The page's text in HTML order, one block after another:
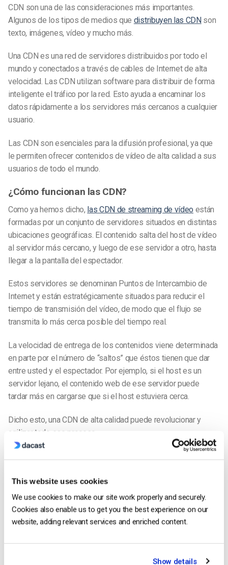
This website uses cookies
We use cookies to make our site work properly and securely.
Cookies also enable us to get you the best experience on our
website, adding relevant services and enriched content.
Show details
CDN son una de las consideraciones más importantes.
Algunos de los tipos de medios que distribuyen las CDNson
texto, imágenes, vídeo y mucho más.
Una CDN es una red de servidores distribuidos por todo el
mundo y conectados a través de cables de Internet de alta
velocidad. Las CDN utilizan software para distribuir de forma
inteligente el tráfico por la red. Esto ayuda a encaminar los
datos rápidamente a los servidores más cercanos a cualquier
usuario.
Las CDN son esenciales para la difusión profesional, ya que
le permiten ofrecer contenidos de vídeo de alta calidad a sus
usuarios de todo el mundo.
¿Cómo funcionan las CDN?
Como ya hemos dicho, las CDN de streaming de vídeo están
formadas por un conjunto de servidores situados en distintas
ubicaciones geográficas. El contenido salta del host de vídeo
al servidor más cercano, y luego de ese servidor a otro, hasta
llegar a la pantalla del espectador.
Estos servidores se denominan Puntos de Intercambio de
Internet y están estratégicamente situados para reducir el
tiempo de transmisión del vídeo, de modo que el flujo se
transmita lo más cerca posible del tiempo real.
La velocidad de entrega de los contenidos viene determinada
en parte por el número de “saltos” que éstos tienen que dar
entre usted y el espectador. Por ejemplo, si el host es un
servidor lejano, el contenido web de ese servidor puede
tardar más en cargarse que si el host estuviera cerca.
Dicho esto, una CDN de alta calidad puede revolucionar y
agilizar todo ese proceso.
hacen más útiles que otras.
Estos factores incluyen: